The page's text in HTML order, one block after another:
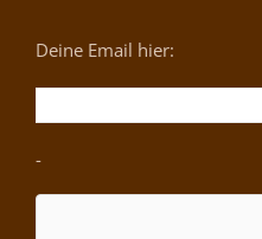
Deine Email hier:
-